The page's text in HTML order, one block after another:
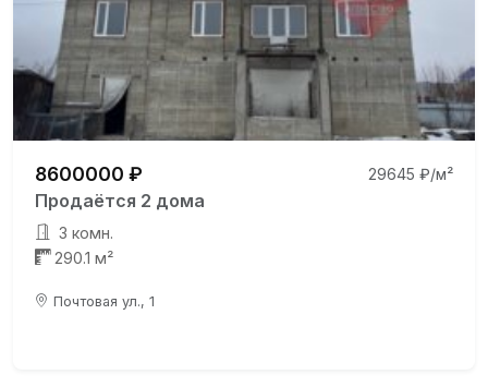
8600000 ₽ 29645 ₽/м²
Продаётся 2 дома
3 комн.
290.1 м²
Почтовая ул., 1